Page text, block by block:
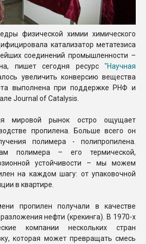
физической химии химического
катализатор метатезиса
соединений промышленности –
пишет сегодня ресурс "Научная
увеличить конверсию вещества
выполнена при поддержке РНФ и
Journal of Catalysis.
мировой рынок остро ощущает
пропилена. Больше всего он
полимера - полипропилена.
полимера – его термической,
устойчивости – мы можем
на каждом шагу: от упаковочной
в квартире.
пропилен получали в качестве
нефти (крекинга). В 1970-х
компании нескольких стран
которая может превращать смесь